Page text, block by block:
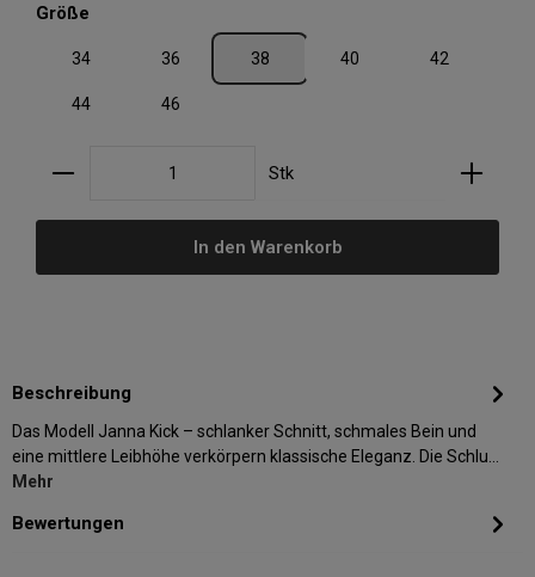
Größe
34 36 38 40 42
44 46
Produkt Anzahl: Gib den gewünschten Wert ein
Stk
In den Warenkorb
Beschreibung
Das Modell Janna Kick – schlanker Schnitt, schmales Bein und
eine mittlere Leibhöhe verkörpern klassische Eleganz. Die Schlu…
Mehr
Bewertungen